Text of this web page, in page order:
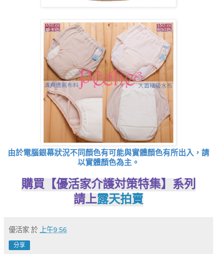
由於電腦銀幕狀況不同顏色有可能與實體顏色有所出入，請
以實體顏色為主。
購買【優活家介護対策特集】系列
請上露天拍賣
優活家 於 上午9:56
分享